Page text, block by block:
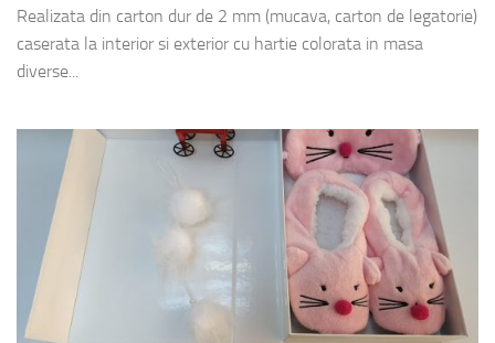
Realizata din carton dur de 2 mm (mucava, carton de legatorie)
caserata la interior si exterior cu hartie colorata in masa
diverse...